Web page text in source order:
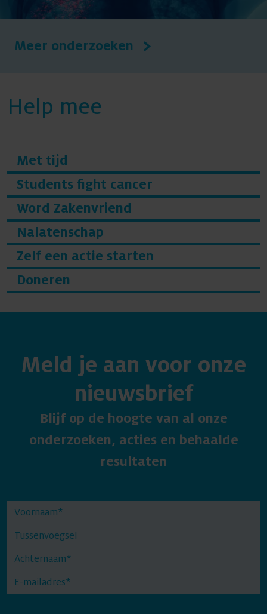
Meer onderzoeken
Help mee
Met tijd
Students fight cancer
Word Zakenvriend
Nalatenschap
Zelf een actie starten
Doneren
Meld je aan voor onze
nieuwsbrief
Blijf op de hoogte van al onze
onderzoeken, acties en behaalde
resultaten